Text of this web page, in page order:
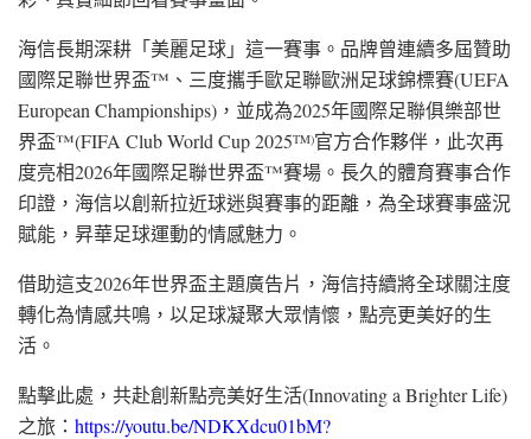
海信長期深耕「美麗足球」這一賽事。品牌曾連續多屆贊助
國際足聯世界盃™、三度攜手歐足聯歐洲足球錦標賽(UEFA
European Championships)，並成為2025年國際足聯俱樂部世
界盃™(FIFA Club World Cup 2025TM)官方合作夥伴，此次再
度亮相2026年國際足聯世界盃™賽場。長久的體育賽事合作
印證，海信以創新拉近球迷與賽事的距離，為全球賽事盛況
賦能，昇華足球運動的情感魅力。
借助這支2026年世界盃主題廣告片，海信持續將全球關注度
轉化為情感共鳴，以足球凝聚大眾情懷，點亮更美好的生
活。
點擊此處，共赴創新點亮美好生活(Innovating a Brighter Life)
之旅： https://youtu.be/NDKXdcu01bM?